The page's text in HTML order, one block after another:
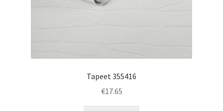
Tapeet 355416
€17.65